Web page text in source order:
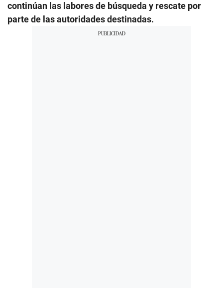
continúan las labores de búsqueda y rescate por
parte de las autoridades destinadas.